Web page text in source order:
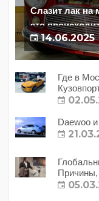
Слазит лак на
это
14.06.2025
Где в
Daewoo
Причины,
с этим